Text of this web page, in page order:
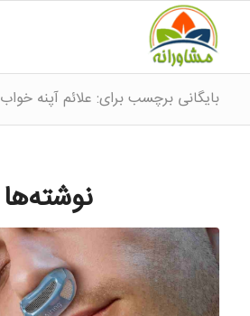
بایگانی برچسب برای: علائم آپنه خواب
نوشته‌ها